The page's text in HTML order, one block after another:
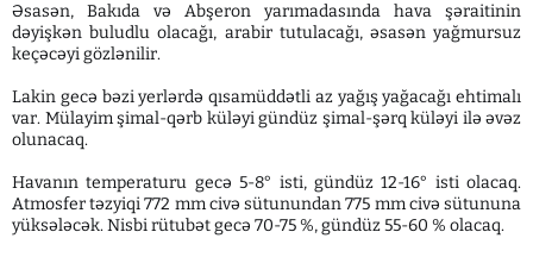
Əsasən, Bakıda və Abşeron yarımadasında hava şəraitinin
dəyişkən buludlu olacağı, arabir tutulacağı, əsasən yağmursuz
keçəcəyi gözlənilir.
Lakin gecə bəzi yerlərdə qısamüddətli az yağış yağacağı ehtimalı
var. Mülayim şimal-qərb küləyi gündüz şimal-şərq küləyi ilə əvəz
olunacaq.
Havanın temperaturu gecə 5-8° isti, gündüz 12-16° isti olacaq.
Atmosfer təzyiqi 772 mm civə sütunundan 775 mm civə sütununa
yüksələcək. Nisbi rütubət gecə 70-75 %, gündüz 55-60 % olacaq.